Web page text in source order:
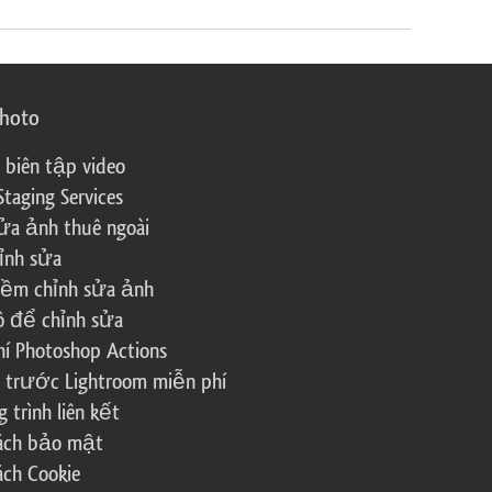
biên tập video
Services
ảnh thuê ngoài
sửa
chỉnh sửa ảnh
để chỉnh sửa
Photoshop Actions
trước Lightroom miễn phí
trình liên kết
bảo mật
Cookie